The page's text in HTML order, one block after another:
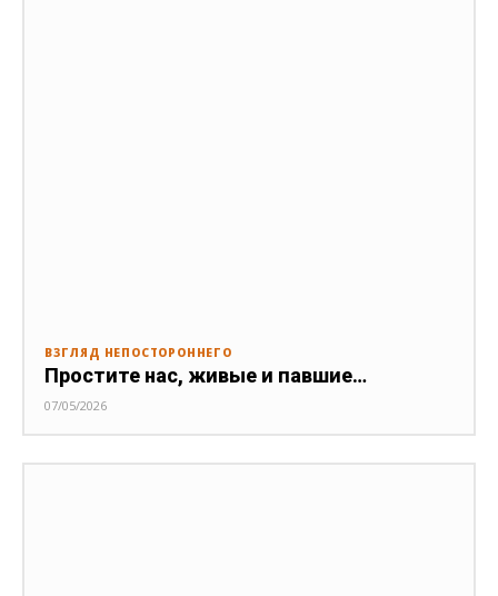
ВЗГЛЯД НЕПОСТОРОННЕГО
Простите нас, живые и павшие…
07/05/2026